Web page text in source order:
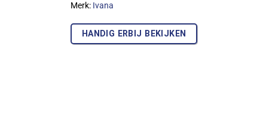
Merk: Ivana
HANDIG ERBIJ BEKIJKEN